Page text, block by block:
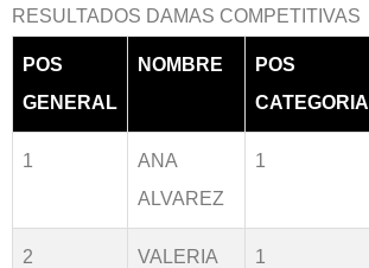
RESULTADOS DAMAS COMPETITIVAS
POS
GENERAL
NOMBRE
POS
CATEGORIA
1
ANA
ALVAREZ
1
2
VALERIA
1